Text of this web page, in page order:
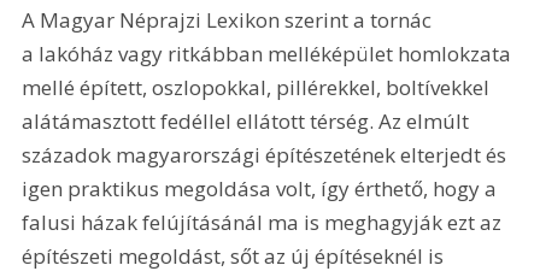
A Magyar Néprajzi Lexikon szerint a tornác
a lakóház vagy ritkábban melléképület homlokzata
mellé épített, oszlopokkal, pillérekkel, boltívekkel
alátámasztott fedéllel ellátott térség. Az elmúlt
századok magyarországi építészetének elterjedt és
igen praktikus megoldása volt, így érthető, hogy a
falusi házak felújításánál ma is meghagyják ezt az
építészeti megoldást, sőt az új építéseknél is